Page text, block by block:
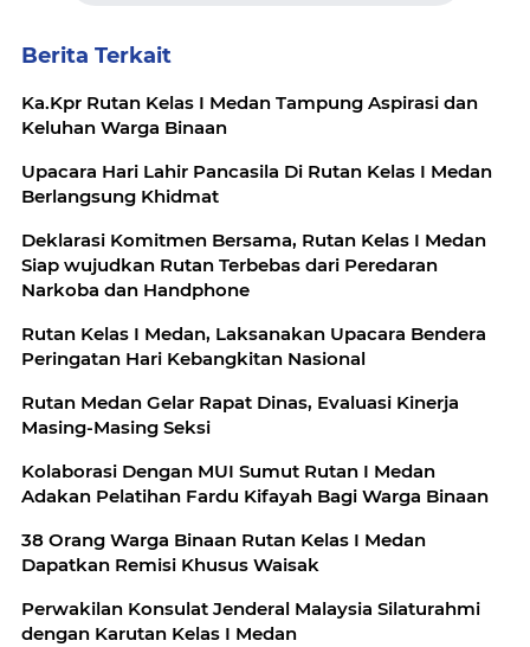
Berita Terkait
Ka.Kpr Rutan Kelas I Medan Tampung Aspirasi dan
Keluhan Warga Binaan
Upacara Hari Lahir Pancasila Di Rutan Kelas I Medan
Berlangsung Khidmat
Deklarasi Komitmen Bersama, Rutan Kelas I Medan
Siap wujudkan Rutan Terbebas dari Peredaran
Narkoba dan Handphone
Rutan Kelas I Medan, Laksanakan Upacara Bendera
Peringatan Hari Kebangkitan Nasional
Rutan Medan Gelar Rapat Dinas, Evaluasi Kinerja
Masing-Masing Seksi
Kolaborasi Dengan MUI Sumut Rutan I Medan
Adakan Pelatihan Fardu Kifayah Bagi Warga Binaan
38 Orang Warga Binaan Rutan Kelas I Medan
Dapatkan Remisi Khusus Waisak
Perwakilan Konsulat Jenderal Malaysia Silaturahmi
dengan Karutan Kelas I Medan